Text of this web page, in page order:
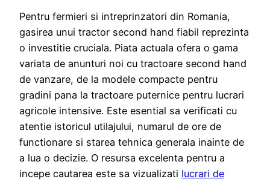
Pentru fermieri si intreprinzatori din Romania,
gasirea unui tractor second hand fiabil reprezinta
o investitie cruciala. Piata actuala ofera o gama
variata de anunturi noi cu tractoare second hand
de vanzare, de la modele compacte pentru
gradini pana la tractoare puternice pentru lucrari
agricole intensive. Este esential sa verificati cu
atentie istoricul utilajului, numarul de ore de
functionare si starea tehnica generala inainte de
a lua o decizie. O resursa excelenta pentru a
incepe cautarea este sa vizualizati lucrari de